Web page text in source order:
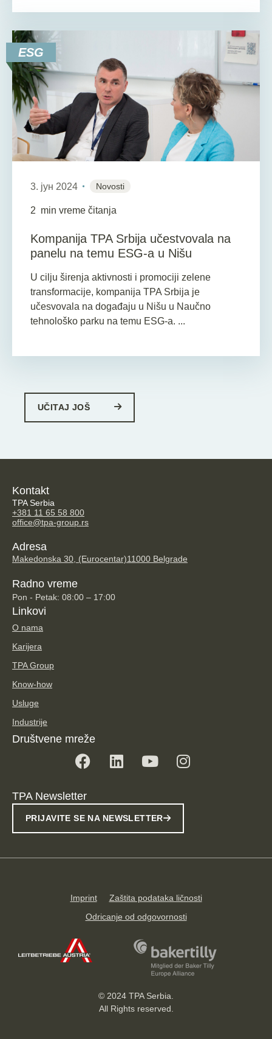
ESG
3. јун 2024 Novosti
2 min vreme čitanja
Kompanija TPA Srbija učestvovala na
panelu na temu ESG-a u Nišu
U cilju širenja aktivnosti i promociji zelene
transformacije, kompanija TPA Srbija je
učesvovala na događaju u Nišu u Naučno
tehnološko parku na temu ESG-a. ...
UČITAJ JOŠ
Kontakt
TPA Serbia
+381 11 65 58 800
office@tpa-group.rs
Adresa
Makedonska 30, (Eurocentar)11000 Belgrade
Radno vreme
Pon - Petak: 08:00 – 17:00
Linkovi
O nama
Karijera
TPA Group
Know-how
Usluge
Industrije
Društvene mreže
TPA Newsletter
PRIJAVITE SE NA NEWSLETTER
Imprint
Zaštita podataka ličnosti
Odricanje od odgovornosti
© 2024 TPA Serbia.
All Rights reserved.